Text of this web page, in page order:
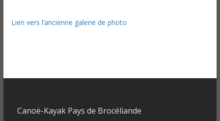
Lien vers l’ancienne galerie de photo
Canoë-Kayak Pays de Brocéliande